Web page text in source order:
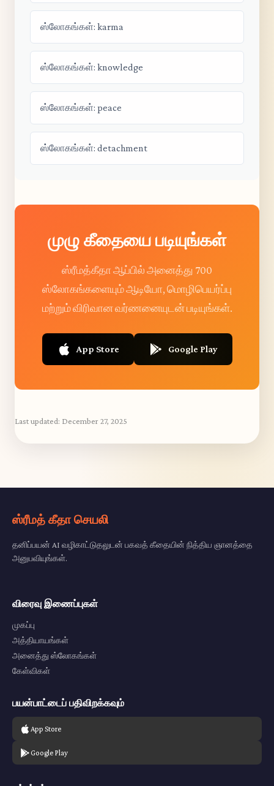
ஸ்லோகங்கள்: karma
ஸ்லோகங்கள்: knowledge
ஸ்லோகங்கள்: peace
ஸ்லோகங்கள்: detachment
முழு கீதையை படியுங்கள்
ஸ்ரீமத்கீதா ஆப்பில் அனைத்து 700
ஸ்லோகங்களையும் ஆடியோ, மொழிபெயர்ப்பு
மற்றும் விரிவான வர்ணனையுடன் படியுங்கள்.
App Store Google Play
Last updated: December 27, 2025
ஸ்ரீமத் கீதா செயலி
தனிப்பயன் AI வழிகாட்டுதலுடன் பகவத் கீதையின் நித்திய ஞானத்தை
அனுபவியுங்கள்.
விரைவு இணைப்புகள்
முகப்பு
அத்தியாயங்கள்
அனைத்து ஸ்லோகங்கள்
கேள்விகள்
பயன்பாட்டைப் பதிவிறக்கவும்
App Store
Google Play